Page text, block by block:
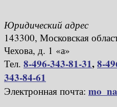
Юридический адрес
143300, Московская
Чехова, д. 1 «а»
Тел. 8-496-343-81-31,8-
343-84-61
Электронная почта: